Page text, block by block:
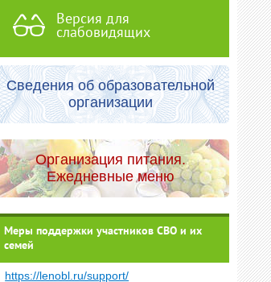
Версия для
слабовидящих
Сведения об образовательной
организации
Организация питания.
Ежедневные меню
Меры поддержки участников СВО и их
семей
https://lenobl.ru/support/